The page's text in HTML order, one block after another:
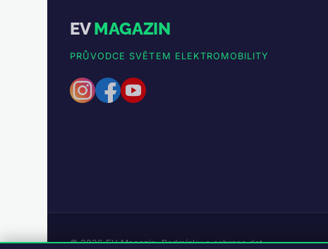
EVMAGAZIN
PRŮVODCE SVĚTEM ELEKTROMOBILITY
© 2026 EV Magazin.Podmínky a ochrana dat.